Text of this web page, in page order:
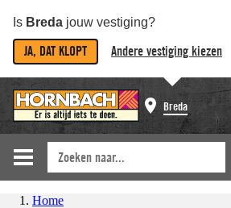
Is Breda jouw vestiging?
JA, DAT KLOPT Andere vestiging kiezen
Breda
Home